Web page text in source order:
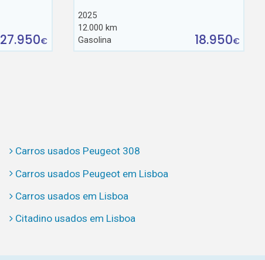
27.950€
2025
12.000 km
Gasolina
18.950€
Carros usados Peugeot 308
Carros usados Peugeot em Lisboa
Carros usados em Lisboa
Citadino usados em Lisboa